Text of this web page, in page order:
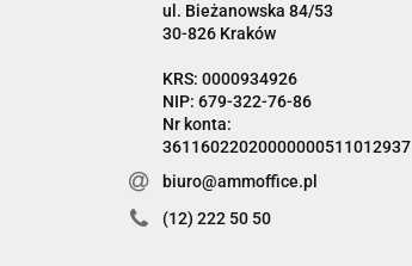
ul. Bieżanowska 84/53
30-826 Kraków
KRS: 0000934926
NIP: 679-322-76-86
Nr konta:
36116022020000000511012937
biuro@ammoffice.pl
(12) 222 50 50